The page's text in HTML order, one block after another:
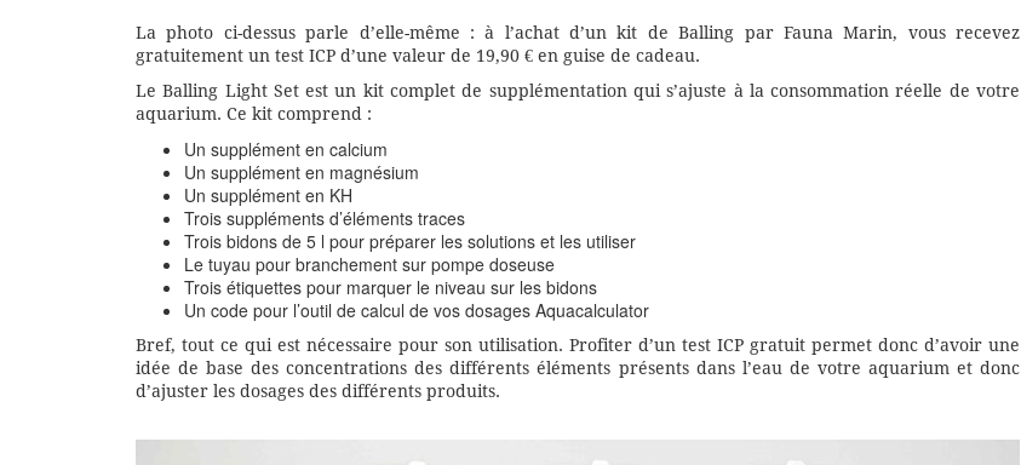
La photo ci-dessus parle d’elle-même : à l’achat d’un kit de Balling par Fauna Marin, vous recevez
gratuitement un test ICP d’une valeur de 19,90 € en guise de cadeau.
Le Balling Light Set est un kit complet de supplémentation qui s’ajuste à la consommation réelle de votre
aquarium. Ce kit comprend :
Un supplément en calcium
Un supplément en magnésium
Un supplément en KH
Trois suppléments d’éléments traces
Trois bidons de 5 l pour préparer les solutions et les utiliser
Le tuyau pour branchement sur pompe doseuse
Trois étiquettes pour marquer le niveau sur les bidons
Un code pour l’outil de calcul de vos dosages Aquacalculator
Bref, tout ce qui est nécessaire pour son utilisation. Profiter d’un test ICP gratuit permet donc d’avoir une
idée de base des concentrations des différents éléments présents dans l’eau de votre aquarium et donc
d’ajuster les dosages des différents produits.